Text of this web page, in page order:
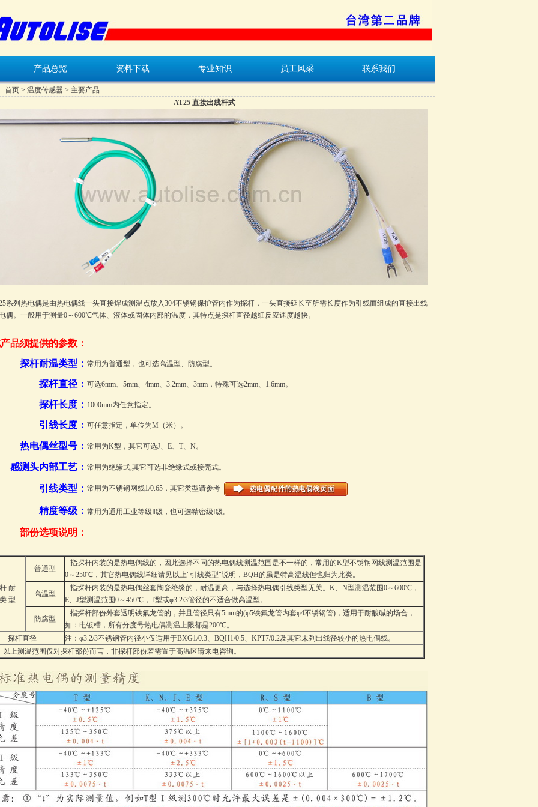
产品总览 资料下载 专业知识 员工风采 联系我们
首页 > 温度传感器 > 主要产品
AT25 直接出线杆式
系列热电偶是由热电偶线一头直接焊成测温点放入304不锈钢保护管内作为探杆，一头直接延长至所需长度作为引线而组成的直接出线
偶。一般用于测量0～600℃气体、液体或固体内部的温度，其特点是探杆直径越细反应速度越快。
品须提供的参数：
探杆耐温类型： 常用为普通型，也可选高温型、防腐型。
探杆直径： 可选6mm、5mm、4mm、3.2mm、3mm，特殊可选2mm、1.6mm。
探杆长度： 1000mm内任意指定。
引线长度： 可任意指定，单位为M（米）。
热电偶丝型号： 常用为K型，其它可选J、E、T、N。
感测头内部工艺： 常用为绝缘式,其它可选非绝缘式或接壳式。
引线类型 ： 常用为不锈钢网线1/0.65，其它类型请参考
精度等级： 常用为通用工业等级Ⅱ级，也可选精密级Ⅰ级。
部份选项说明：
耐
型
普通型
指探杆内装的是热电偶线的，因此选择不同的热电偶线测温范围是不一样的，常用的K型不锈钢网线测温范围是
0～250℃，其它热电偶线详细请见以上"引线类型"说明，BQH的虽是特高温线但也归为此类。
高温型
指探杆内装的是热电偶丝套陶瓷绝缘的，耐温更高，与选择热电偶引线类型无关。K、N型测温范围0～600℃，
E、J型测温范围0～450℃，T型或φ3.2/3管径的不适合做高温型。
防腐型
指探杆部份外套透明铁氟龙管的，并且管径只有5mm的(φ5铁氟龙管内套φ4不锈钢管)，适用于耐酸碱的场合，
如：电镀槽，所有分度号热电偶测温上限都是200℃。
探杆直径
注：φ3.2/3不锈钢管内径小仅适用于BXG1/0.3、BQH1/0.5、KPT7/0.2及其它未列出线径较小的热电偶线。
上测温范围仅对探杆部份而言，非探杆部份若需置于高温区请来电咨询。